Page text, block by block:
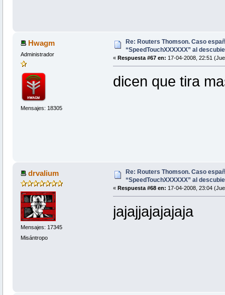
Hwagm
Administrador
Mensajes: 18305
Re: Routers Thomson. Caso
“SpeedTouchXXXXXX” al
« Respuesta #67 en: 17-04-2008, 22:51
dicen que tira
drvalium
Mensajes: 17345
Misántropo
Re: Routers Thomson. Caso
“SpeedTouchXXXXXX” al
« Respuesta #68 en: 17-04-2008, 23:04
jajajjajajajaja